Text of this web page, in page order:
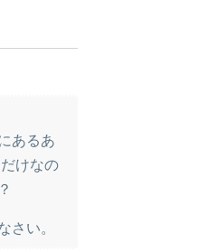
あるあ
けなの
さい。